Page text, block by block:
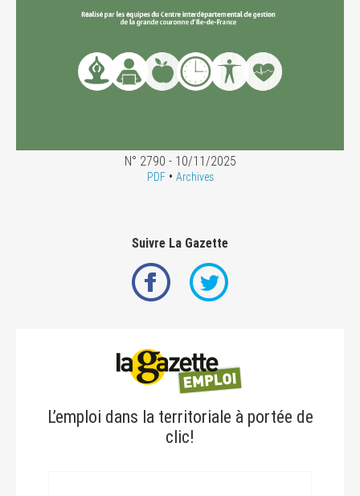
N° 2790 - 10/11/2025
PDF• Archives
Suivre La Gazette
L’emploi dans la territoriale à portée de
clic!